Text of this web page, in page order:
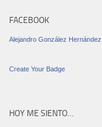
FACEBOOK
Alejandro González Hernández
Create Your Badge
HOY ME SIENTO…